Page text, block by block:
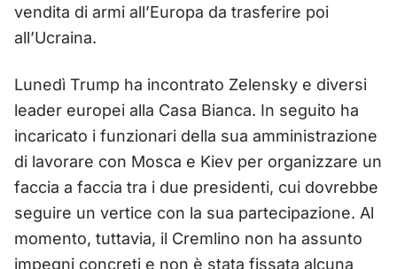
vendita di armi all’Europa da trasferire poi
all’Ucraina.
Lunedì Trump ha incontrato Zelensky e diversi
leader europei alla Casa Bianca. In seguito ha
incaricato i funzionari della sua amministrazione
di lavorare con Mosca e Kiev per organizzare un
faccia a faccia tra i due presidenti, cui dovrebbe
seguire un vertice con la sua partecipazione. Al
momento, tuttavia, il Cremlino non ha assunto
impegni concreti e non è stata fissata alcuna